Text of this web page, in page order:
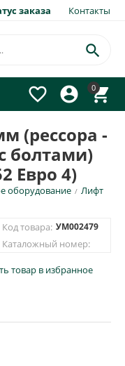
заказа Контакты
0




(рессора -
болтами)
Евро 4)
оборудование / Лифт
Код товара: УМ002479
Каталожный номер:
товар в избранное